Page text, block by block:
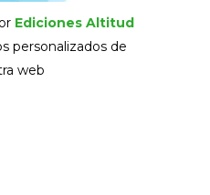
Ediciones Altitud
personalizados de
web